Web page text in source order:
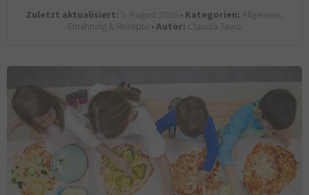
Zuletzt aktualisiert: 5. August 2026 •Kategorien: Allgemein,
Ernährung & Rezepte •Autor: Claudia Tawo